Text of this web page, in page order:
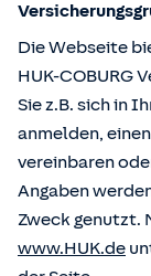
Die Webseite
HUK-COBURG
Sie z.B. sich in
anmelden,
vereinbaren
Angaben
Zweck genutzt.
www.HUK.de